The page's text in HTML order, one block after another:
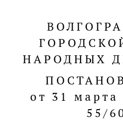
НАРОДНЫХ
от 31 марта
55/